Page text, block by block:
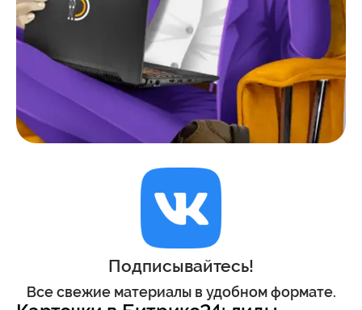
Подписывайтесь!
Все свежие материалы в удобном формате.